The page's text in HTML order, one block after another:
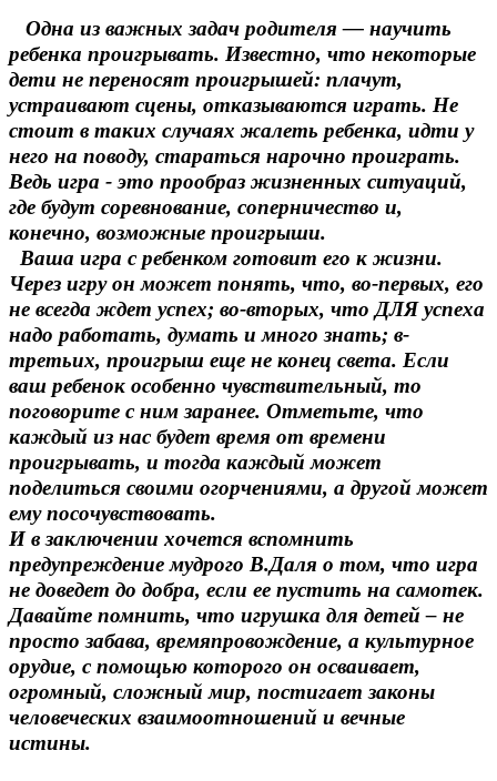
Одна из важных задач родителя — научить
ребенка проигрывать. Известно, что некоторые
дети не переносят проигрышей: плачут,
устраивают сцены, отказываются играть. Не
стоит в таких случаях жалеть ребенка, идти у
него на поводу, стараться нарочно проиграть.
Ведь игра - это прообраз жизненных ситуаций,
где будут соревнование, соперничество и,
конечно, возможные проигрыши.
Ваша игра с ребенком готовит его к жизни.
Через игру он может понять, что, во-первых, его
не всегда ждет успех; во-вторых, что ДЛЯ успеха
надо работать, думать и много знать; в-
третьих, проигрыш еще не конец света. Если
ваш ребенок особенно чувствительный, то
поговорите с ним заранее. Отметьте, что
каждый из нас будет время от времени
проигрывать, и тогда каждый может
поделиться своими огорчениями, а другой может
ему посочувствовать.
И в заключении хочется вспомнить
предупреждение мудрого В.Даля о том, что игра
не доведет до добра, если ее пустить на самотек.
Давайте помнить, что игрушка для детей – не
просто забава, времяпровождение, а культурное
орудие, с помощью которого он осваивает,
огромный, сложный мир, постигает законы
человеческих взаимоотношений и вечные
истины.